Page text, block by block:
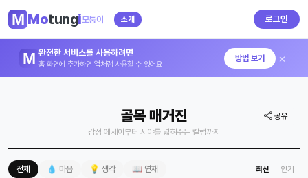
Motungi모퉁이 소개 로그인
완전한 서비스를 사용하려면
홈 화면에 추가하면 앱처럼 사용할 수 있어요
방법 보기 ×
골목 매거진
감정 에세이부터 시야를 넓혀주는 칼럼까지
공유
전체 💧 마음 💡 생각 📖 연재 최신 인기